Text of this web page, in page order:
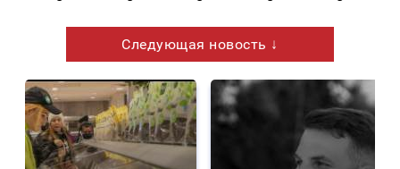
Следующая новость ↓